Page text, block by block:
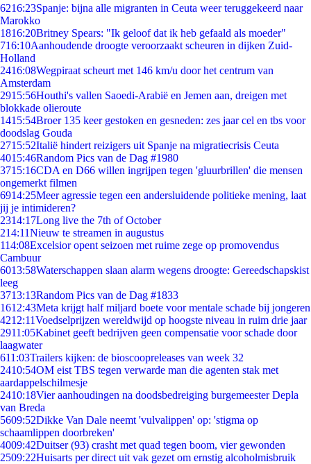
6216:23Spanje: bijna alle migranten in Ceuta weer teruggekeerd naar
Marokko
1816:20Britney Spears: "Ik geloof dat ik heb gefaald als moeder"
716:10Aanhoudende droogte veroorzaakt scheuren in dijken Zuid-
Holland
2416:08Wegpiraat scheurt met 146 km/u door het centrum van
Amsterdam
2915:56Houthi's vallen Saoedi-Arabië en Jemen aan, dreigen met
blokkade olieroute
1415:54Broer 135 keer gestoken en gesneden: zes jaar cel en tbs voor
doodslag Gouda
2715:52Italië hindert reizigers uit Spanje na migratiecrisis Ceuta
4015:46Random Pics van de Dag #1980
3715:16CDA en D66 willen ingrijpen tegen 'gluurbrillen' die mensen
ongemerkt filmen
6914:25Meer agressie tegen een andersluidende politieke mening, laat
jij je intimideren?
2314:17Long live the 7th of October
214:11Nieuw te streamen in augustus
114:08Excelsior opent seizoen met ruime zege op promovendus
Cambuur
6013:58Waterschappen slaan alarm wegens droogte: Gereedschapskist
leeg
3713:13Random Pics van de Dag #1833
1612:43Meta krijgt half miljard boete voor mentale schade bij jongeren
4212:11Voedselprijzen wereldwijd op hoogste niveau in ruim drie jaar
2911:05Kabinet geeft bedrijven geen compensatie voor schade door
laagwater
611:03Trailers kijken: de bioscoopreleases van week 32
2410:54OM eist TBS tegen verwarde man die agenten stak met
aardappelschilmesje
2410:18Vier aanhoudingen na doodsbedreiging burgemeester Depla
van Breda
5609:52Dikke Van Dale neemt 'vulvalippen' op: 'stigma op
schaamlippen doorbreken'
4009:42Duitser (93) crasht met quad tegen boom, vier gewonden
2509:22Huisarts per direct uit vak gezet om ernstig alcoholmisbruik